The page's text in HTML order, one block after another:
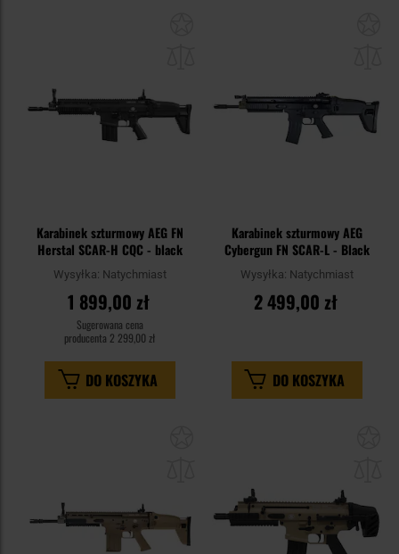
Karabinek szturmowy AEG FN
Herstal SCAR-H CQC - black
Wysyłka: Natychmiast
1 899,00 zł
Sugerowana cena
producenta 2 299,00 zł
DO KOSZYKA
Karabinek szturmowy AEG
Cybergun FN SCAR-L - Black
Wysyłka: Natychmiast
2 499,00 zł
DO KOSZYKA